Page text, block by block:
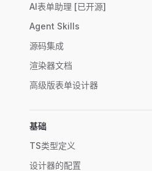
AI表单助理 [已开源]
Agent Skills
源码集成
渲染器文档
高级版表单设计器
基础
TS类型定义
设计器的配置